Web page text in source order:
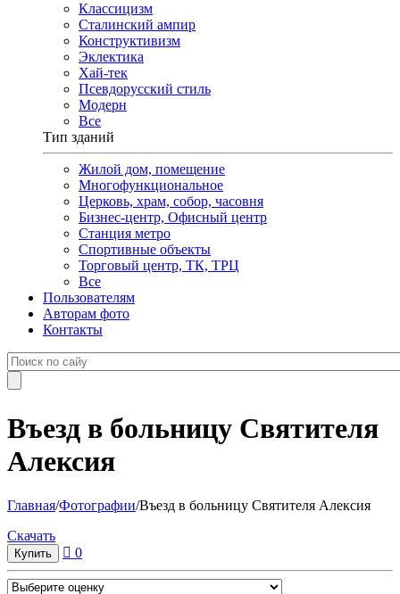
Классицизм
Сталинский ампир
Конструктивизм
Эклектика
Хай-тек
Псевдорусский стиль
Модерн
Все
Тип зданий
Жилой дом, помещение
Многофункциональное
Церковь, храм, собор, часовня
Бизнес-центр, Офисный центр
Станция метро
Спортивные объекты
Торговый центр, ТК, ТРЦ
Все
Пользователям
Авторам фото
Контакты
Въезд в больницу Святителя
Алексия
Главная/Фотографии/Въезд в больницу Святителя Алексия
Cкачать
0